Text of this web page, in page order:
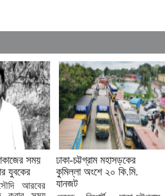
সময়
যুবকের
আরবের
ঢাকা-চট্টগ্রাম মহাসড়কের
কুমিল্লা অংশে ২০ কি.মি.
যানজট